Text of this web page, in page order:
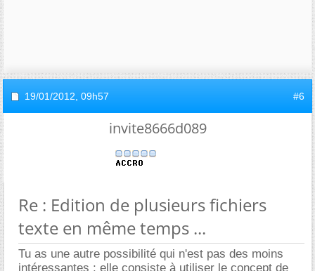
19/01/2012, 09h57 #6
invite8666d089
Re : Edition de plusieurs fichiers
texte en même temps ...
Tu as une autre possibilité qui n'est pas des moins
intéressantes ; elle consiste à utiliser le concept de